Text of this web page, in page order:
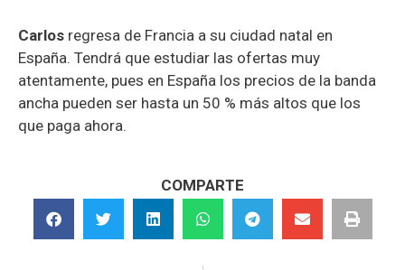
Carlos regresa de Francia a su ciudad natal en
España. Tendrá que estudiar las ofertas muy
atentamente, pues en España los precios de la banda
ancha pueden ser hasta un 50 % más altos que los
que paga ahora.
COMPARTE